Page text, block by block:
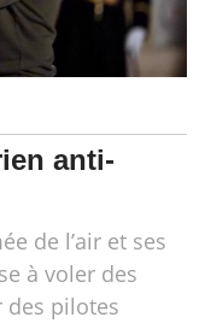
anti-
de l’air et ses
à voler des
des pilotes